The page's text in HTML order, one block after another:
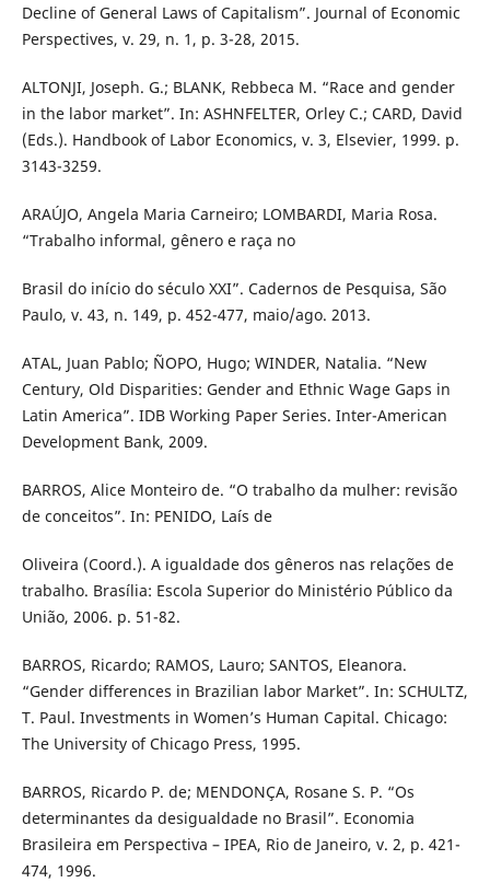
Decline of General Laws of Capitalism”. Journal of Economic
Perspectives, v. 29, n. 1, p. 3-28, 2015.
ALTONJI, Joseph. G.; BLANK, Rebbeca M. “Race and gender
in the labor market”. In: ASHNFELTER, Orley C.; CARD, David
(Eds.). Handbook of Labor Economics, v. 3, Elsevier, 1999. p.
3143-3259.
ARAÚJO, Angela Maria Carneiro; LOMBARDI, Maria Rosa.
“Trabalho informal, gênero e raça no
Brasil do início do século XXI”. Cadernos de Pesquisa, São
Paulo, v. 43, n. 149, p. 452-477, maio/ago. 2013.
ATAL, Juan Pablo; ÑOPO, Hugo; WINDER, Natalia. “New
Century, Old Disparities: Gender and Ethnic Wage Gaps in
Latin America”. IDB Working Paper Series. Inter-American
Development Bank, 2009.
BARROS, Alice Monteiro de. “O trabalho da mulher: revisão
de conceitos”. In: PENIDO, Laís de
Oliveira (Coord.). A igualdade dos gêneros nas relações de
trabalho. Brasília: Escola Superior do Ministério Público da
União, 2006. p. 51-82.
BARROS, Ricardo; RAMOS, Lauro; SANTOS, Eleanora.
“Gender differences in Brazilian labor Market”. In: SCHULTZ,
T. Paul. Investments in Women’s Human Capital. Chicago:
The University of Chicago Press, 1995.
BARROS, Ricardo P. de; MENDONÇA, Rosane S. P. “Os
determinantes da desigualdade no Brasil”. Economia
Brasileira em Perspectiva – IPEA, Rio de Janeiro, v. 2, p. 421-
474, 1996.